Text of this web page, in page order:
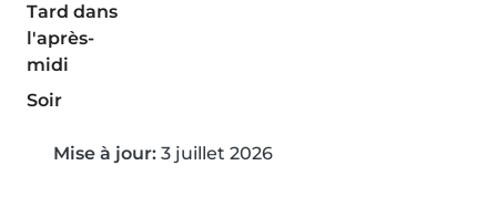
Tard dans
l'après-
midi
Soir
Mise à jour: 3 juillet 2026